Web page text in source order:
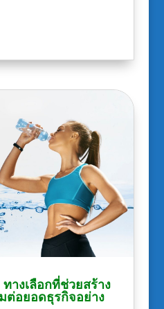
างเลือกที่ช่วยสร้าง
ต่อยอดธุรกิจอย่าง